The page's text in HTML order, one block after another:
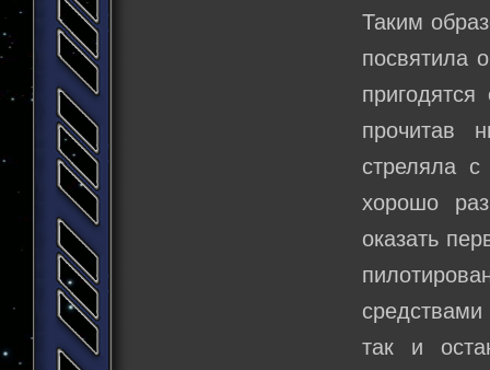
Таким
посвятила
прочитав
стреляла
хорошо
оказать
так и